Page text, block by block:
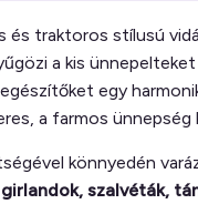
és traktoros stílusú
a kis
egy
a farmos ünnepség
könnyedén
szalvéták,